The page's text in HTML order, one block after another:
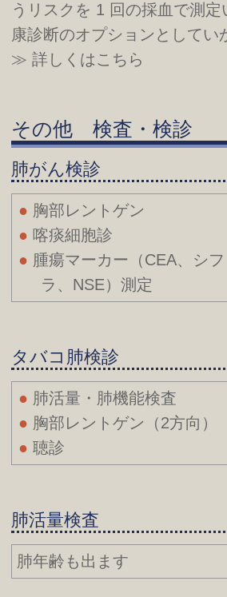
うリスクを 1 回の採血で測定
康診断のオプションとしてい
≫ 詳しくはこちら
その他 検査・検診
肺がん検診
胸部レントゲン
喀痰細胞診
腫瘍マーカー（CEA、シフ
ラ、NSE）測定
タバコ肺検診
肺活量・肺機能検査
胸部レントゲン（2方向）
聴診
肺活量検査
肺年齢も出ます